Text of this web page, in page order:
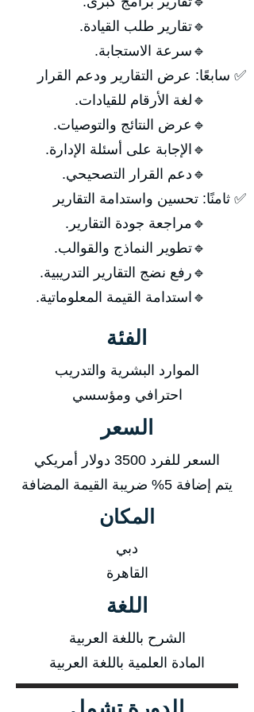
🔹تقارير طلب القيادة.
🔹سرعة الاستجابة.
✅ سابعًا: عرض التقارير ودعم القرار
🔹لغة الأرقام للقيادات.
🔹عرض النتائج والتوصيات.
🔹الإجابة على أسئلة الإدارة.
🔹دعم القرار التصحيحي.
✅ ثامنًا: تحسين واستدامة التقارير
🔹مراجعة جودة التقارير.
🔹تطوير النماذج والقوالب.
🔹رفع نضج التقارير التدريبية.
🔹استدامة القيمة المعلوماتية.
الفئة
الموارد البشرية والتدريب
احترافي ومؤسسي
السعر
السعر للفرد 3500 دولار أمريكي
يتم إضافة 5% ضريبة القيمة المضافة
المكان
دبي
القاهرة
اللغة
الشرح باللغة العربية
المادة العلمية باللغة العربية